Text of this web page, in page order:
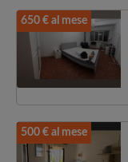
650 € al mese
500 € al mese